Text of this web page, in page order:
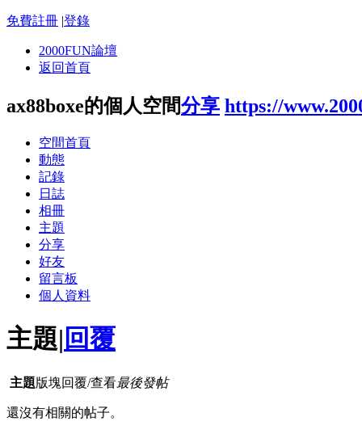
免費註冊 |登錄
2000FUN論壇
返回首頁
ax88boxe的個人空間分享 https://
空間首頁
動態
記錄
日誌
相冊
主題
分享
好友
留言板
個人資料
主題| 回覆
主題版塊回覆/查看最後發帖
還沒有相關的帖子。